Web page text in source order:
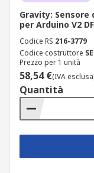
Gravity:
per Arduino V2
Codice RS 216-3779
Codice costruttore
Prezzo per 1 unità
58,54 €(IVA
Quantità